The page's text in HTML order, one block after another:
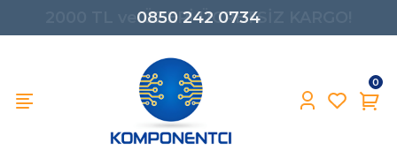
0850 242 0734
0